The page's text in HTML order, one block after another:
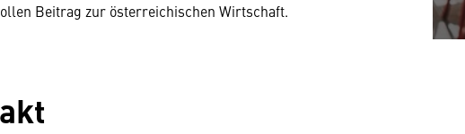
Beitrag zur österreichischen Wirtschaft.